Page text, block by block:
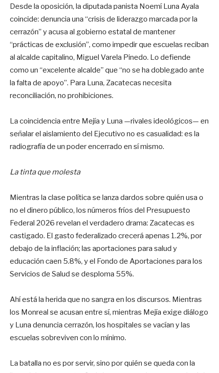
Desde la oposición, la diputada panista Noemí Luna Ayala
coincide: denuncia una “crisis de liderazgo marcada por la
cerrazón” y acusa al gobierno estatal de mantener
“prácticas de exclusión”, como impedir que escuelas reciban
al alcalde capitalino, Miguel Varela Pinedo. Lo defiende
como un “excelente alcalde” que “no se ha doblegado ante
la falta de apoyo”. Para Luna, Zacatecas necesita
reconciliación, no prohibiciones.
La coincidencia entre Mejía y Luna —rivales ideológicos— en
señalar el aislamiento del Ejecutivo no es casualidad: es la
radiografía de un poder encerrado en sí mismo.
La tinta que molesta
Mientras la clase política se lanza dardos sobre quién usa o
no el dinero público, los números fríos del Presupuesto
Federal 2026 revelan el verdadero drama: Zacatecas es
castigado. El gasto federalizado crecerá apenas 1.2%, por
debajo de la inflación; las aportaciones para salud y
educación caen 5.8%, y el Fondo de Aportaciones para los
Servicios de Salud se desploma 55%.
Ahí está la herida que no sangra en los discursos. Mientras
los Monreal se acusan entre sí, mientras Mejía exige diálogo
y Luna denuncia cerrazón, los hospitales se vacían y las
escuelas sobreviven con lo mínimo.
La batalla no es por servir, sino por quién se queda con la